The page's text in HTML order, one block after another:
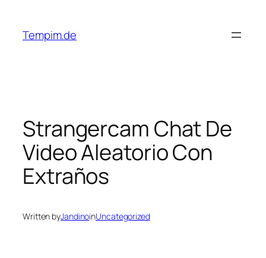
content
Tempim.de
Strangercam Chat De
Video Aleatorio Con
Extraños
Written byJandinoinUncategorized